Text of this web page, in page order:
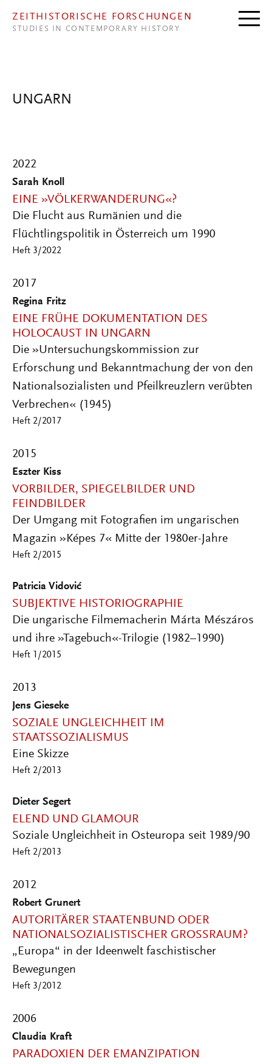
ZEITHISTORISCHE FORSCHUNGEN
STUDIES IN CONTEMPORARY HISTORY
UNGARN
2022
Sarah Knoll
EINE »VÖLKERWANDERUNG«?
Die Flucht aus Rumänien und die
Flüchtlingspolitik in Österreich um 1990
Heft 3/2022
2017
Regina Fritz
EINE FRÜHE DOKUMENTATION DES
HOLOCAUST IN UNGARN
Die »Untersuchungskommission zur
Erforschung und Bekanntmachung der von den
Nationalsozialisten und Pfeilkreuzlern verübten
Verbrechen« (1945)
Heft 2/2017
2015
Eszter Kiss
VORBILDER, SPIEGELBILDER UND
FEINDBILDER
Der Umgang mit Fotografien im ungarischen
Magazin »Képes 7« Mitte der 1980er-Jahre
Heft 2/2015
Patricia Vidović
SUBJEKTIVE HISTORIOGRAPHIE
Die ungarische Filmemacherin Márta Mészáros
und ihre »Tagebuch«-Trilogie (1982–1990)
Heft 1/2015
2013
Jens Gieseke
SOZIALE UNGLEICHHEIT IM
STAATSSOZIALISMUS
Eine Skizze
Heft 2/2013
Dieter Segert
ELEND UND GLAMOUR
Soziale Ungleichheit in Osteuropa seit 1989/90
Heft 2/2013
2012
Robert Grunert
AUTORITÄRER STAATENBUND ODER
NATIONALSOZIALISTISCHER GROSSRAUM?
„Europa“ in der Ideenwelt faschistischer
Bewegungen
Heft 3/2012
2006
Claudia Kraft
PARADOXIEN DER EMANZIPATION